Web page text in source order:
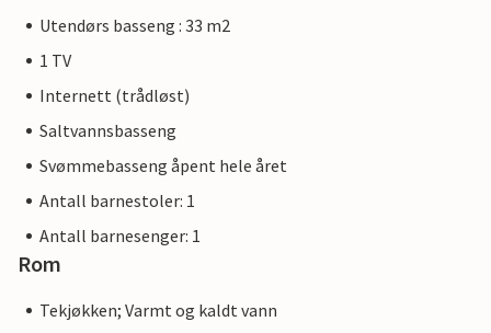
Utendørs basseng : 33 m2
1 TV
Internett (trådløst)
Saltvannsbasseng
Svømmebasseng åpent hele året
Antall barnestoler: 1
Antall barnesenger: 1
Rom
Tekjøkken; Varmt og kaldt vann